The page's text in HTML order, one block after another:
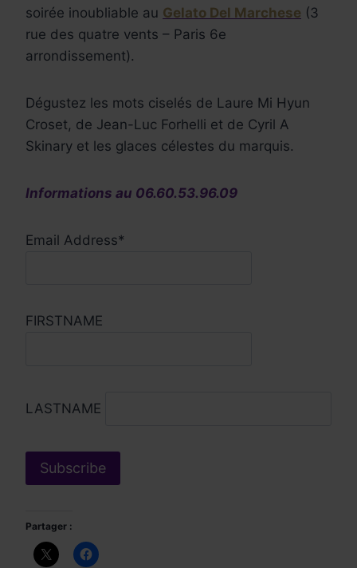
soirée inoubliable au Gelato Del Marchese (3
rue des quatre vents – Paris 6e
arrondissement).
Dégustez les mots ciselés de Laure Mi Hyun
Croset, de Jean-Luc Forhelli et de Cyril A
Skinary et les glaces célestes du marquis.
Informations au 06.60.53.96.09
Email Address*
FIRSTNAME
LASTNAME
Partager :